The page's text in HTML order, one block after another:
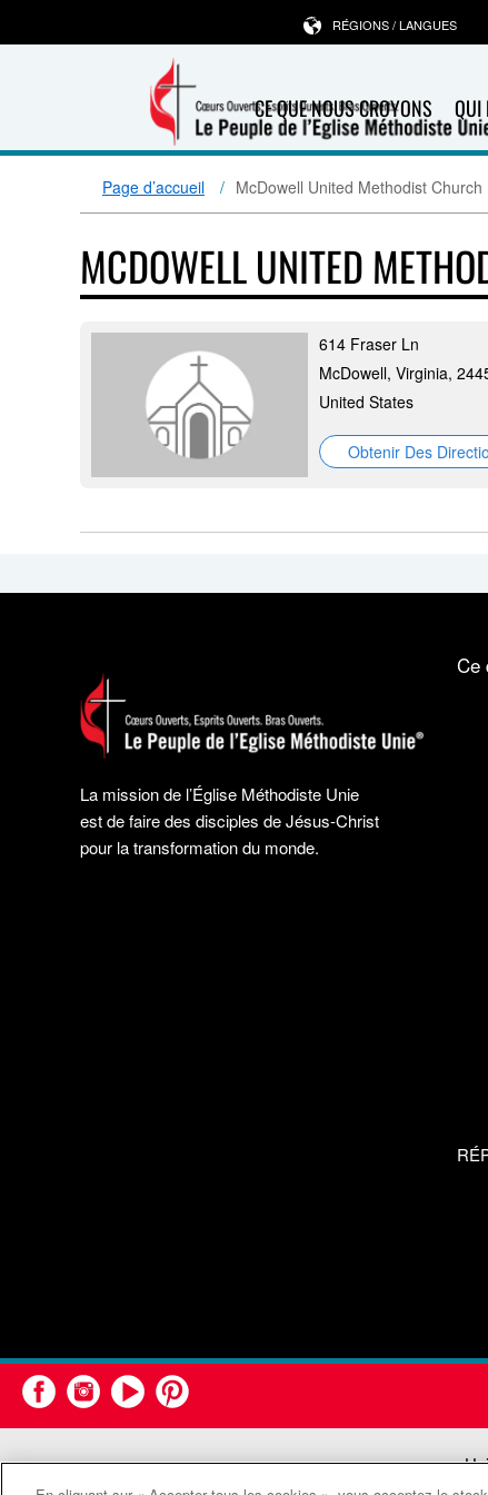
CE QUE NOUS CROYONS QUI
RÉGIONS / LANGUES
Page d’accueil McDowell United Methodist Church
MCDOWELL UNITED
614 Fraser Ln
McDowell, Virginia,
United States
Obtenir Des
La mission de l’Église Méthodiste Unie
est de faire des disciples de Jésus-Christ
pour la transformation du monde.
Ce